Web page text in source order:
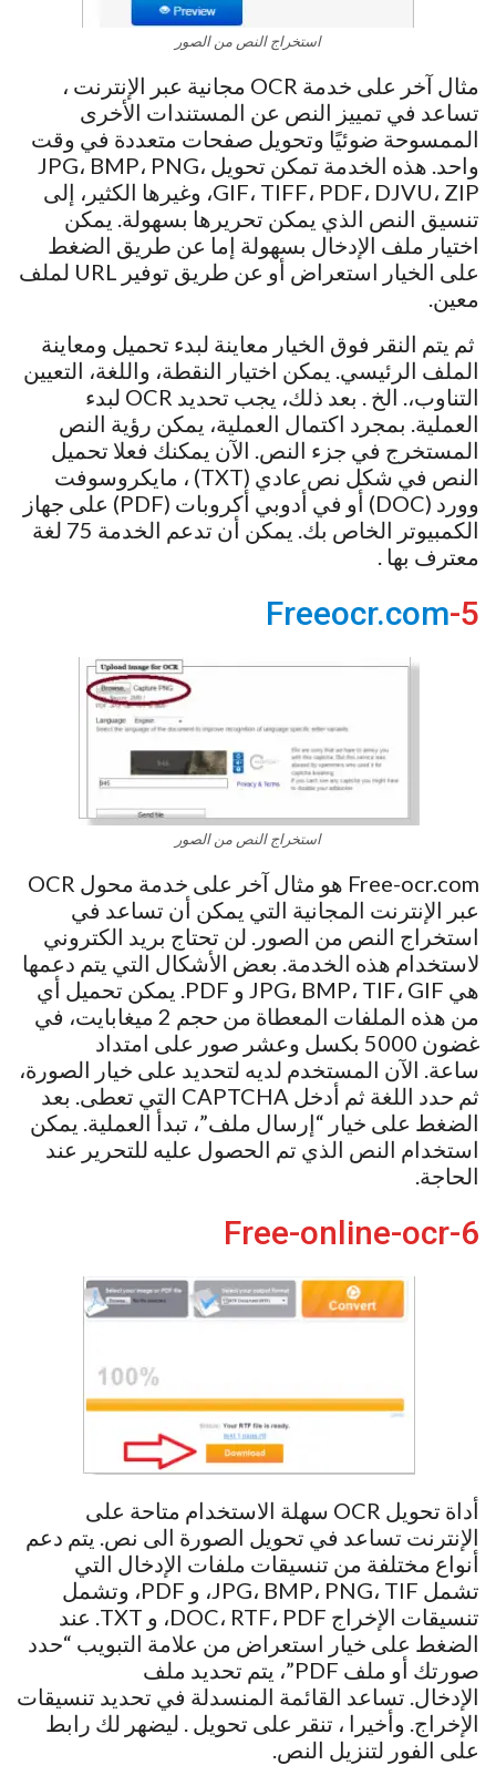
استخراج النص من الصور
مثال آخر على خدمة OCR مجانية عبر الإنترنت ،
تساعد في تمييز النص عن المستندات الأخرى
الممسوحة ضوئيًا وتحويل صفحات متعددة في وقت
واحد. هذه الخدمة تمكن تحويل JPG، BMP، PNG،
GIF، TIFF، PDF، DJVU، ZIP، وغيرها الكثير، إلى
تنسيق النص الذي يمكن تحريرها بسهولة. يمكن
اختيار ملف الإدخال بسهولة إما عن طريق الضغط
على الخيار استعراض أو عن طريق توفير URL لملف
معين.
ثم يتم النقر فوق الخيار معاينة لبدء تحميل ومعاينة
الملف الرئيسي. يمكن اختيار النقطة، واللغة، التعيين
التناوب،. الخ . بعد ذلك، يجب تحديد OCR لبدء
العملية. بمجرد اكتمال العملية، يمكن رؤية النص
المستخرج في جزء النص. الآن يمكنك فعلا تحميل
النص في شكل نص عادي (TXT) ، مايكروسوفت
وورد (DOC) أو في أدوبي أكروبات (PDF) على جهاز
الكمبيوتر الخاص بك. يمكن أن تدعم الخدمة 75 لغة
معترف بها .
5-
Freeocr.com
استخراج النص من الصور
Free-ocr.com هو مثال آخر على خدمة محول OCR
عبر الإنترنت المجانية التي يمكن أن تساعد في
استخراج النص من الصور. لن تحتاج بريد الكتروني
لاستخدام هذه الخدمة. بعض الأشكال التي يتم دعمها
هي JPG، BMP، TIF، GIF و PDF. يمكن تحميل أي
من هذه الملفات المعطاة من حجم 2 ميغابايت، في
غضون 5000 بكسل وعشر صور على امتداد
ساعة. الآن المستخدم لديه لتحديد على خيار الصورة،
ثم حدد اللغة ثم أدخل CAPTCHA التي تعطى. بعد
الضغط على خيار “إرسال ملف”، تبدأ العملية. يمكن
استخدام النص الذي تم الحصول عليه للتحرير عند
الحاجة.
6-Free-online-ocr
أداة تحويل OCR سهلة الاستخدام متاحة على
الإنترنت تساعد في تحويل الصورة الى نص. يتم دعم
أنواع مختلفة من تنسيقات ملفات الإدخال التي
تشمل JPG، BMP، PNG، TIF، و PDF، وتشمل
تنسيقات الإخراج DOC، RTF، PDF، و TXT. عند
الضغط على خيار استعراض من علامة التبويب “حدد
صورتك أو ملف PDF”، يتم تحديد ملف
الإدخال. تساعد القائمة المنسدلة في تحديد تنسيقات
الإخراج. وأخيرا ، تنقر على تحويل . ليضهر لك رابط
على الفور لتنزيل النص.